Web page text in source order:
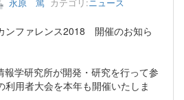
ンファレンス2018 開催のお知ら
学研究所が開発・研究を行って参
利用者大会を本年も開催いたしま